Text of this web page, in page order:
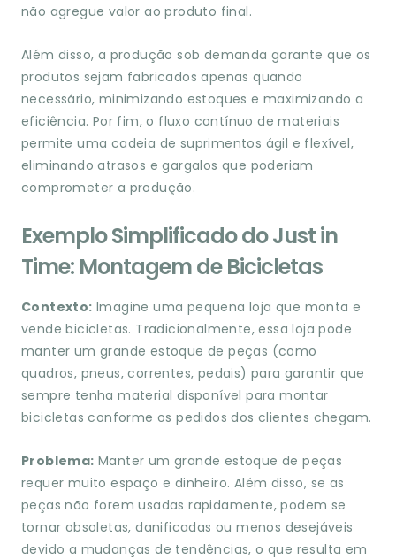
não agregue valor ao produto final.
Além disso, a produção sob demanda garante que os
produtos sejam fabricados apenas quando
necessário, minimizando estoques e maximizando a
eficiência. Por fim, o fluxo contínuo de materiais
permite uma cadeia de suprimentos ágil e flexível,
eliminando atrasos e gargalos que poderiam
comprometer a produção.
Exemplo Simplificado do Just in
Time: Montagem de Bicicletas
Contexto: Imagine uma pequena loja que monta e
vende bicicletas. Tradicionalmente, essa loja pode
manter um grande estoque de peças (como
quadros, pneus, correntes, pedais) para garantir que
sempre tenha material disponível para montar
bicicletas conforme os pedidos dos clientes chegam.
Problema: Manter um grande estoque de peças
requer muito espaço e dinheiro. Além disso, se as
peças não forem usadas rapidamente, podem se
tornar obsoletas, danificadas ou menos desejáveis
devido a mudanças de tendências, o que resulta em